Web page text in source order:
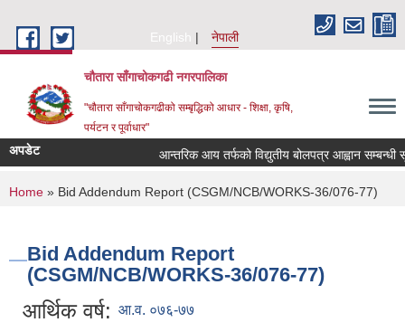
English
नेपाली
चौतारा साँगाचोकगढी नगरपालिका
"चौतारा साँगाचोकगढीको सम्बृद्धिको आधार - शिक्षा, कृषि,
पर्यटन र पूर्वाधार"
अपडेट आन्तरिक आय तर्फको विद्युतीय बोलपत्र आह्वान सम्बन्धी
You are here
Home » Bid Addendum Report (CSGM/NCB/WORKS-36/076-77)
Bid Addendum Report
(CSGM/NCB/WORKS-36/076-77)
आर्थिक वर्ष: आ.व. ०७६-७७